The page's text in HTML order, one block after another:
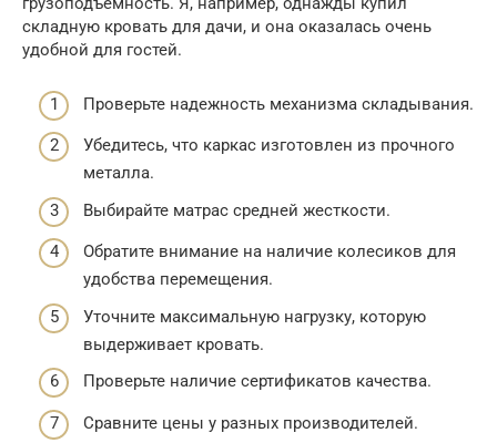
складную кровать для дачи, и она оказалась очень
удобной для гостей.
Проверьте надежность механизма складывания.
Убедитесь, что каркас изготовлен из прочного
металла.
Выбирайте матрас средней жесткости.
Обратите внимание на наличие колесиков для
удобства перемещения.
Уточните максимальную нагрузку, которую
выдерживает кровать.
Проверьте наличие сертификатов качества.
Сравните цены у разных производителей.